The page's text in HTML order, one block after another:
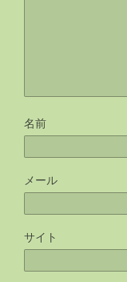
名前
メール
サイト